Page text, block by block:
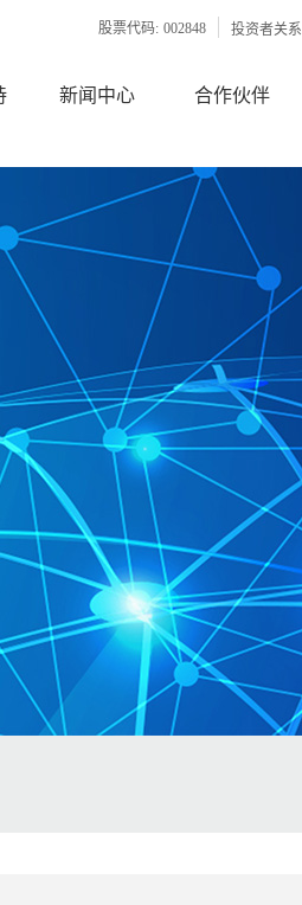
投资者关系
股票代码: 002848
新闻中心 合作伙伴